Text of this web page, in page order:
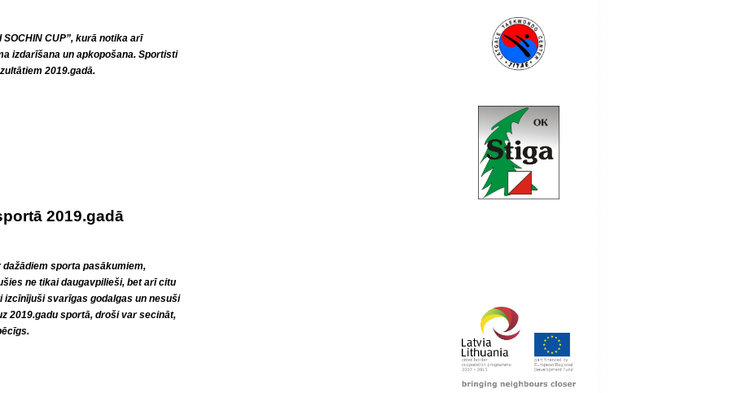
CUP”, kurā notika arī
izdarīšana un apkopošana. Sportisti
2019.gadā.
2019.gadā
sporta pasākumiem,
ne tikai daugavpilieši, bet arī citu
svarīgas godalgas un nesuši
2019.gadu sportā, droši var secināt,